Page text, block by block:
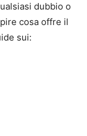
dubbio o
cosa offre il
sui: